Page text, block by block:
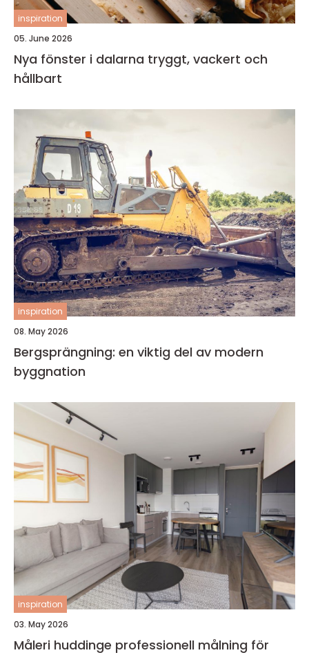
inspiration
05. June 2026
Nya fönster i dalarna tryggt, vackert och
hållbart
inspiration
08. May 2026
Bergsprängning: en viktig del av modern
byggnation
inspiration
03. May 2026
Måleri huddinge professionell målning för